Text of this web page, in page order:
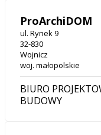
ProArchiDOM
ul. Rynek 9
32-830
Wojnicz
woj. małopolskie
BIURO
BUDOWY